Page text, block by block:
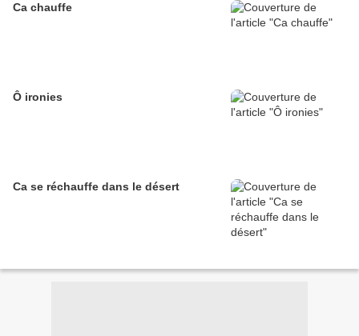
Ca chauffe
Ô ironies
Ca se réchauffe dans le désert